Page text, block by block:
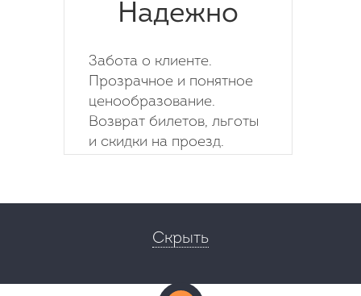
Надежно
Забота о клиенте.
Прозрачное и понятное
ценообразование.
Возврат билетов, льготы
и скидки на проезд.
Скрыть